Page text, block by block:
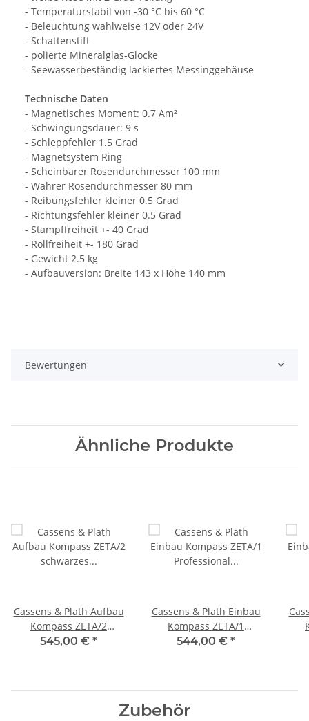
- Temperaturstabil von -30 °C bis 60 °C
- Beleuchtung wahlweise 12V oder 24V
- Schattenstift
- polierte Mineralglas-Glocke
- Seewasserbeständig lackiertes Messinggehäuse
Technische Daten
- Magnetisches Moment: 0.7 Am²
- Schwingungsdauer: 9 s
- Schleppfehler 1.5 Grad
- Magnetsystem Ring
- Scheinbarer Rosendurchmesser 100 mm
- Wahrer Rosendurchmesser 80 mm
- Reibungsfehler kleiner 0.5 Grad
- Richtungsfehler kleiner 0.5 Grad
- Stampffreiheit +- 40 Grad
- Rollfreiheit +- 180 Grad
- Gewicht 2.5 kg
- Aufbauversion: Breite 143 x Höhe 140 mm
Bewertungen
Ähnliche Produkte
Cassens & Plath Aufbau
Kompass ZETA/2
schwarzes Gehäuse,
545,00 € *
Cassens & Plath Einbau
Kompass ZETA/1
Professional schwarzes
544,00 € *
Zubehör